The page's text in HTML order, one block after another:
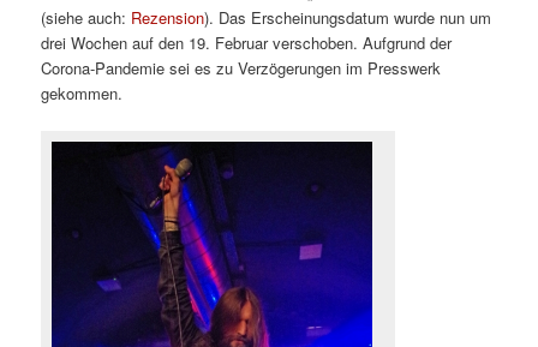
(siehe auch: Rezension). Das Erscheinungsdatum wurde nun um
drei Wochen auf den 19. Februar verschoben. Aufgrund der
Corona-Pandemie sei es zu Verzögerungen im Presswerk
gekommen.